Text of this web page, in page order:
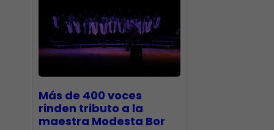
Más de 400 voces
rinden tributo a la
maestra Modesta Bor